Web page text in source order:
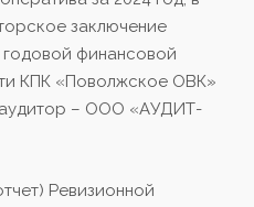
заключение
финансовой
КПК «Поволжское ОВК»
аудитор – ООО «АУДИТ-
Ревизионной